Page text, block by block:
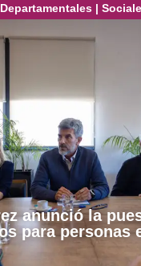
Departamentales|
anunció la
para personas